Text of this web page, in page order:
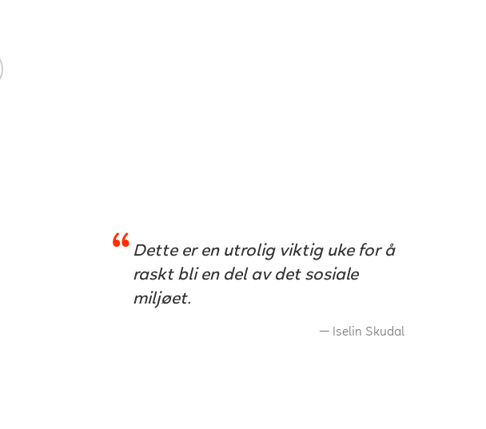
Dette er en utrolig viktig uke for å
raskt bli en del av det sosiale
miljøet.
Iselin Skudal